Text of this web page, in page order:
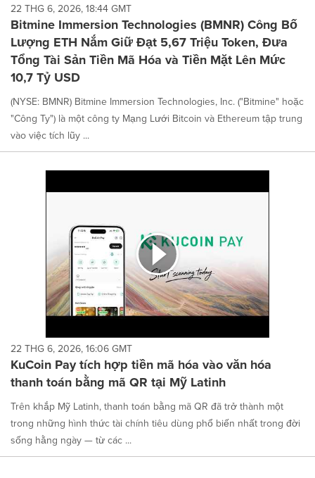
22 THG 6, 2026, 18:44 GMT
Bitmine Immersion Technologies (BMNR) Công Bố
Lượng ETH Nắm Giữ Đạt 5,67 Triệu Token, Đưa
Tổng Tài Sản Tiền Mã Hóa và Tiền Mặt Lên Mức
10,7 Tỷ USD
(NYSE: BMNR) Bitmine Immersion Technologies, Inc. ("Bitmine" hoặc
"Công Ty") là một công ty Mạng Lưới Bitcoin và Ethereum tập trung
vào việc tích lũy ...
22 THG 6, 2026, 16:06 GMT
KuCoin Pay tích hợp tiền mã hóa vào văn hóa
thanh toán bằng mã QR tại Mỹ Latinh
Trên khắp Mỹ Latinh, thanh toán bằng mã QR đã trở thành một
trong những hình thức tài chính tiêu dùng phổ biến nhất trong đời
sống hằng ngày — từ các ...